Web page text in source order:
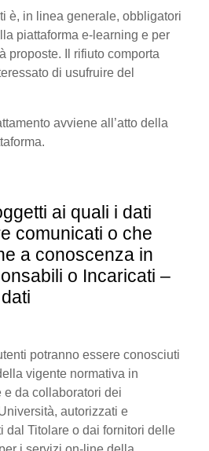
è, in linea generale, obbligatori
piattaforma e-learning e per
proposte. Il rifiuto comporta
di usufruire del
avviene all’atto della
ai quali i dati
comunicati o che
a conoscenza in
o Incaricati –
potranno essere conosciuti
vigente normativa in
e da collaboratori dei
autorizzati e
dal Titolare o dai fornitori delle